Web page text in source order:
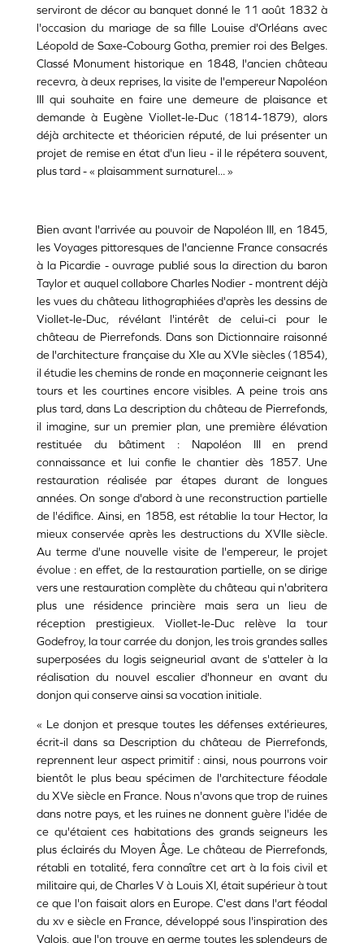
serviront de décor au banquet donné le 11 août 1832 à
l'occasion du mariage de sa fille Louise d'Orléans avec
Léopold de Saxe-Cobourg Gotha, premier roi des Belges.
Classé Monument historique en 1848, l'ancien château
recevra, à deux reprises, la visite de l'empereur Napoléon
III qui souhaite en faire une demeure de plaisance et
demande à Eugène Viollet-le-Duc (1814-1879), alors
déjà architecte et théoricien réputé, de lui présenter un
projet de remise en état d'un lieu - il le répétera souvent,
plus tard - « plaisamment surnaturel... »
Bien avant l'arrivée au pouvoir de Napoléon III, en 1845,
les Voyages pittoresques de l'ancienne France consacrés
à la Picardie - ouvrage publié sous la direction du baron
Taylor et auquel collabore Charles Nodier - montrent déjà
les vues du château lithographiées d'après les dessins de
Viollet-le-Duc, révélant l'intérêt de celui-ci pour le
château de Pierrefonds. Dans son Dictionnaire raisonné
de l'architecture française du XIe au XVIe siècles (1854),
il étudie les chemins de ronde en maçonnerie ceignant les
tours et les courtines encore visibles. A peine trois ans
plus tard, dans La description du château de Pierrefonds,
il imagine, sur un premier plan, une première élévation
restituée du bâtiment : Napoléon III en prend
connaissance et lui confie le chantier dès 1857. Une
restauration réalisée par étapes durant de longues
années. On songe d'abord à une reconstruction partielle
de l'édifice. Ainsi, en 1858, est rétablie la tour Hector, la
mieux conservée après les destructions du XVIIe siècle.
Au terme d'une nouvelle visite de l'empereur, le projet
évolue : en effet, de la restauration partielle, on se dirige
vers une restauration complète du château qui n'abritera
plus une résidence princière mais sera un lieu de
réception prestigieux. Viollet-le-Duc relève la tour
Godefroy, la tour carrée du donjon, les trois grandes salles
superposées du logis seigneurial avant de s'atteler à la
réalisation du nouvel escalier d'honneur en avant du
donjon qui conserve ainsi sa vocation initiale.
« Le donjon et presque toutes les défenses extérieures,
écrit-il dans sa Description du château de Pierrefonds,
reprennent leur aspect primitif : ainsi, nous pourrons voir
bientôt le plus beau spécimen de l'architecture féodale
du XVe siècle en France. Nous n'avons que trop de ruines
dans notre pays, et les ruines ne donnent guère l'idée de
ce qu'étaient ces habitations des grands seigneurs les
plus éclairés du Moyen Âge. Le château de Pierrefonds,
rétabli en totalité, fera connaître cet art à la fois civil et
militaire qui, de Charles V à Louis XI, était supérieur à tout
ce que l'on faisait alors en Europe. C'est dans l'art féodal
du xv e siècle en France, développé sous l'inspiration des
Valois, que l'on trouve en germe toutes les splendeurs de